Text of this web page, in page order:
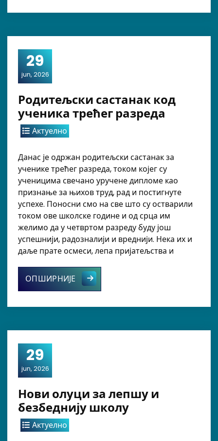
29
jun, 2026
Родитељски састанак код
ученика трећег разреда
Актуелно
Данас је одржан родитељски састанак за
ученике трећег разреда, током којег су
ученицима свечано уручене дипломе као
признање за њихов труд, рад и постигнуте
успехе. Поносни смо на све што су остварили
током ове школске године и од срца им
желимо да у четвртом разреду буду још
успешнији, радозналији и вреднији. Нека их и
даље прате осмеси, лепа пријатељства и
ОПШИРНИЈЕ Родитељски састанак код ученика
29
jun, 2026
Нови олуци за лепшу и
безбеднију школу
Актуелно